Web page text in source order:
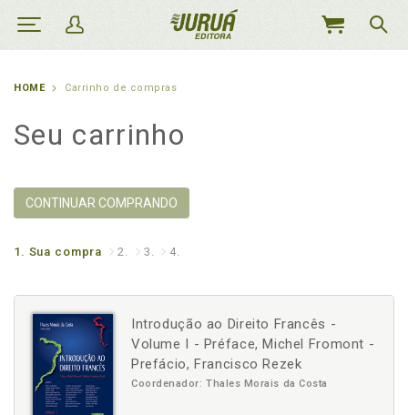
MEU
HOME Carrinho de compras
Seu carrinho
CONTINUAR COMPRANDO
1. Sua compra 2. 3. 4.
Introdução ao Direito Francês -
Volume I - Préface, Michel Fromont -
Prefácio, Francisco Rezek
Coordenador: Thales Morais da Costa